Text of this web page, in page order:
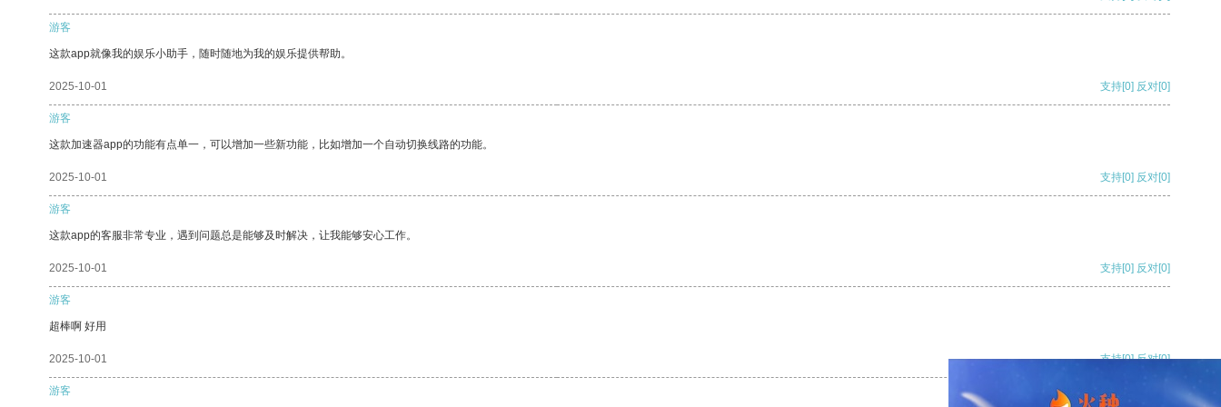
游客
这款app就像我的娱乐小助手，随时随地为我的娱乐提供帮助。
2025-10-01 支持[0] 反对[0]
游客
这款加速器app的功能有点单一，可以增加一些新功能，比如增加一个自动切换线路的功能。
2025-10-01 支持[0] 反对[0]
游客
这款app的客服非常专业，遇到问题总是能够及时解决，让我能够安心工作。
2025-10-01 支持[0] 反对[0]
游客
超棒啊 好用
2025-10-01 支持[0] 反对[0]
游客